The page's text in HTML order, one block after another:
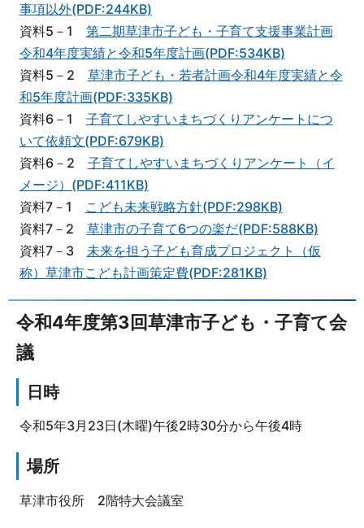
事項以外(PDF:244KB)
資料5－1 第二期草津市子ども・子育て支援事業計画
令和4年度実績と令和5年度計画(PDF:534KB)
資料5－2 草津市子ども・若者計画令和4年度実績と令
和5年度計画(PDF:335KB)
資料6－1 子育てしやすいまちづくりアンケートにつ
いて依頼文(PDF:679KB)
資料6－2 子育てしやすいまちづくりアンケート（イ
メージ）(PDF:411KB)
資料7－1
こども未来戦略方針(PDF:298KB)
資料7－2 草津市の子育て6つの楽だ(PDF:588KB)
資料7－3 未来を担う子ども育成プロジェクト（仮
称）草津市こども計画策定費(PDF:281KB)
令和4年度第3回草津市子ども・子育て会
議
日時
令和5年3月23日(木曜)午後2時30分から午後4時
場所
草津市役所 2階特大会議室